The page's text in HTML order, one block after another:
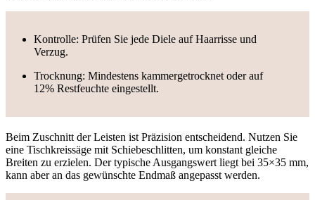
Kontrolle: Prüfen Sie jede Diele auf Haarrisse und
Verzug.
Trocknung: Mindestens kammergetrocknet oder auf
12% Restfeuchte eingestellt.
Beim Zuschnitt der Leisten ist Präzision entscheidend. Nutzen Sie
eine Tischkreissäge mit Schiebeschlitten, um konstant gleiche
Breiten zu erzielen. Der typische Ausgangswert liegt bei 35×35 mm,
kann aber an das gewünschte Endmaß angepasst werden.